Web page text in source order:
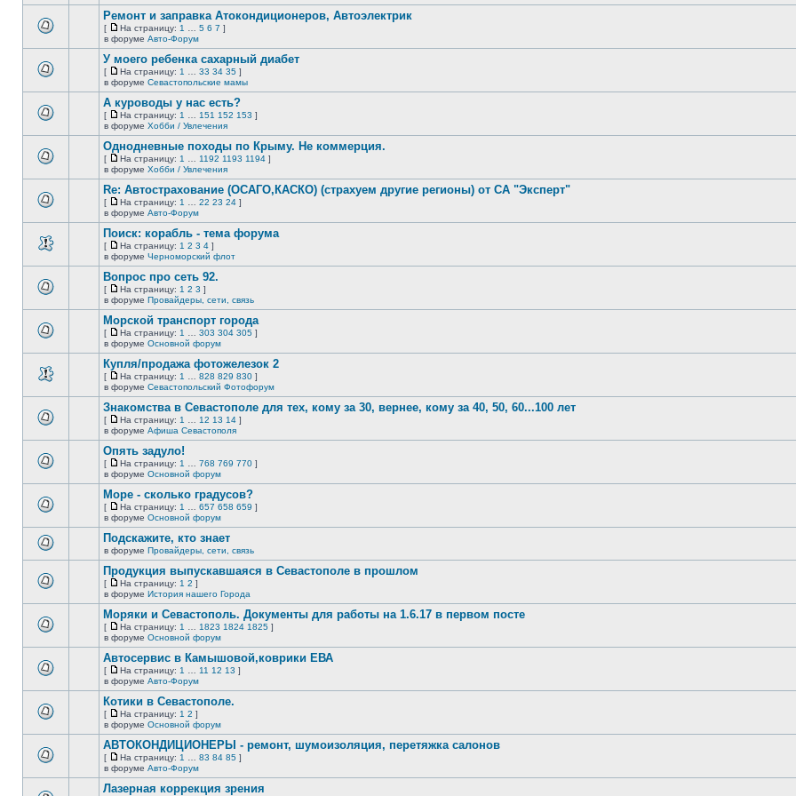
непрочитанных
сообщений.
непрочитанных
сообщений.
этой
непрочитанных
Ремонт и заправка Атокондиционеров, Автоэлектрик
[
На
страницу
На страницу: 1 5 6 7 ]
в форуме Авто-Форум
этой
непрочитанных
сообщений.
У моего ребенка сахарный диабет
[
На
страницу
На страницу: 1 33 34 35 ]
в форуме Севастопольские мамы
этой
непрочитанных
сообщений.
А куроводы у нас есть?
[
На
страницу
На страницу: 1 151 152 153 ]
в форуме Хобби / Увлечения
этой
непрочитанных
сообщений.
Однодневные походы по Крыму. Не коммерция.
[
На
страницу
На страницу: 1 1192 1193 1194 ]
в форуме Хобби / Увлечения
этой
непрочитанных
сообщений.
Re: Автострахование (ОСАГО,КАСКО) (страхуем другие регионы) от СА "Эксперт"
[
На
страницу
На страницу: 1 22 23 24 ]
в форуме Авто-Форум
этой
непрочитанных
сообщений.
Поиск: корабль - тема форума
[
На
страницу
На страницу: 1 2 3 4 ]
в форуме Черноморский флот
этой
непрочитанных
сообщений.
Вопрос про сеть 92.
[
На
страницу
На страницу: 1 2 3 ]
в форуме Провайдеры, сети, связь
этой
непрочитанных
сообщений.
Морской транспорт города
[
На
страницу
На страницу: 1 303 304 305 ]
в форуме Основной форум
этой
непрочитанных
сообщений.
Купля/продажа фотожелезок 2
[
На
страницу
На страницу: 1 828 829 830 ]
в форуме Севастопольский Фотофорум
этой
непрочитанных
сообщений.
Знакомства в Севастополе для тех, кому за 30, вернее, кому за 40, 50, 60...100 лет
[
На
страницу
На страницу: 1 12 13 14 ]
в форуме Афиша Севастополя
этой
непрочитанных
сообщений.
Опять задуло!
[
На
страницу
На страницу: 1 768 769 770 ]
в форуме Основной форум
этой
непрочитанных
сообщений.
Море - сколько градусов?
[
На
страницу
На страницу: 1 657 658 659 ]
в форуме Основной форум
непрочитанных
сообщений.
Подскажите, кто знает
в форуме Провайдеры, сети, связь
этой
непрочитанных
Продукция выпускавшаяся в Севастополе в прошлом
[
На
страницу
На страницу: 1 2 ]
в форуме История нашего Города
этой
непрочитанных
сообщений.
Моряки и Севастополь. Документы для работы на 1.6.17 в первом посте
[
На
страницу
На страницу: 1 1823 1824 1825 ]
в форуме Основной форум
этой
непрочитанных
Автосервис в Камышовой,коврики ЕВА
[
На
страницу
На страницу: 1 11 12 13 ]
в форуме Авто-Форум
этой
непрочитанных
сообщений.
Котики в Севастополе.
[
На
страницу
На страницу: 1 2 ]
в форуме Основной форум
этой
АВТОКОНДИЦИОНЕРЫ - ремонт, шумоизоляция, перетяжка салонов
[
На
страницу
На страницу: 1 83 84 85 ]
в форуме Авто-Форум
Лазерная коррекция зрения